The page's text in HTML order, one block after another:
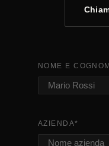
NOME E
AZIENDA*